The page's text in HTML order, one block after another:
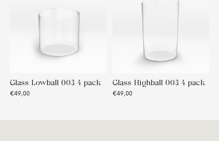
Glass Lowball 003 4 pack
€49,00
Glass Highball 003 4 pack
€49,00